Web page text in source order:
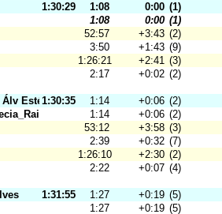
1:30:29 1:08 0:00 (1)
1:08 0:00 (1)
52:57
+3:43 (2)
3:50
+1:43 (9)
1:26:21
+2:41 (3)
2:17
+0:02 (2)
Estévez1:30:35 1:14 +0:06 (2)
1:14 +0:06 (2)
53:12
+3:58 (3)
2:39
+0:32 (7)
1:26:10
+2:30 (2)
2:22
+0:07 (4)
1:31:55 1:27 +0:19 (5)
1:27 +0:19 (5)